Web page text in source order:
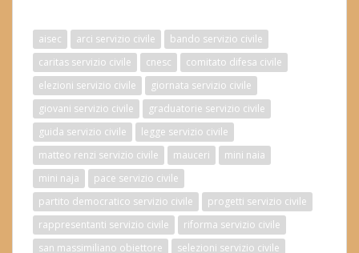
aisec arci servizio civile
bando servizio civile
caritas servizio civile
cnesc
comitato difesa civile
elezioni servizio civile
giornata servizio civile
giovani servizio civile
graduatorie servizio civile
guida servizio civile
legge servizio civile
matteo renzi servizio civile
mauceri
mini naia
mini naja
pace servizio civile
partito democratico servizio civile
progetti servizio civile
rappresentanti servizio civile
riforma servizio civile
san massimiliano obiettore
selezioni servizio civile